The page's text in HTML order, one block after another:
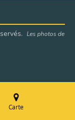
Les photos de
Carte